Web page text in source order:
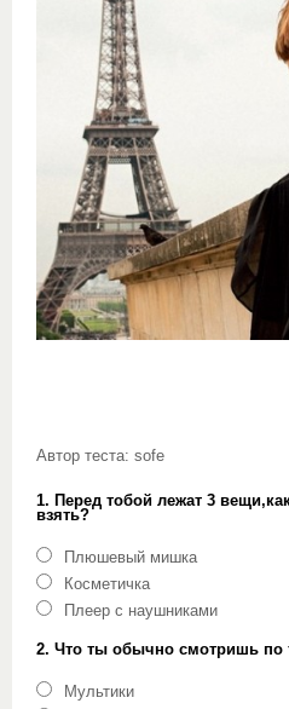
Автор теста: sofe
1. Перед тобой лежат 3
взять?
Плюшевый мишка
Косметичка
Плеер с наушниками
2. Что ты обычно смотришь по
Мультики